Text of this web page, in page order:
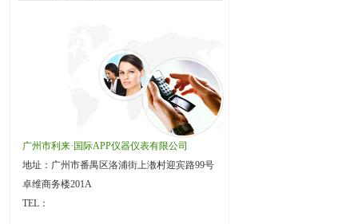
广州市利来·国际APP仪器仪表有限公司
地址：广州市番禺区洛浦街上漖村迎宾路99号
卓维商务楼201A
TEL：